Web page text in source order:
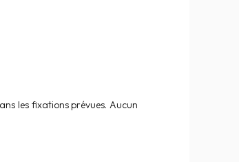
les fixations prévues. Aucun